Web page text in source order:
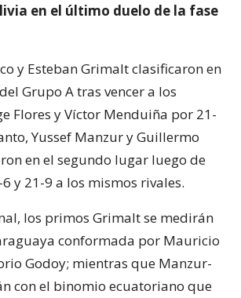
en el último duelo de la fase
y Esteban Grimalt clasificaron en
Grupo A tras vencer a los
Flores y Víctor Menduiña por 21-
Yussef Manzur y Guillermo
en el segundo lugar luego de
y 21-9 a los mismos rivales.
los primos Grimalt se medirán
conformada por Mauricio
Godoy; mientras que Manzur-
con el binomio ecuatoriano que